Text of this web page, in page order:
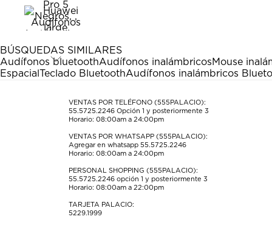
artículo
con
1
estrella
Esta
acción
abrirá
formulario
artículo
con
2
estrellas.
Esta
acción
abrirá
formulario
de
estrellas.
Esta
acción
abrirá
formulario
de
estrellas.
Esta
acción
abrirá
formulario
de
acción
abrirá
formulario
de
envío.
BÚSQUEDAS SIMILARES
Audífonos bluetoothAudífonos inalámbricosMouse
Espacial Teclado BluetoothAudífonos inalámbricos
VENTAS POR TELÉFONO (555PALACIO):
55.5725.2246 Opción 1 y posteriormente 3
Horario: 08:00am a 24:00pm
VENTAS POR WHATSAPP (555PALACIO):
Agregar en whatsapp 55.5725.2246
Horario: 08:00am a 24:00pm
PERSONAL SHOPPING (555PALACIO):
55.5725.2246 opción 1 y posteriormente 3
Horario: 08:00am a 22:00pm
TARJETA PALACIO:
5229.1999